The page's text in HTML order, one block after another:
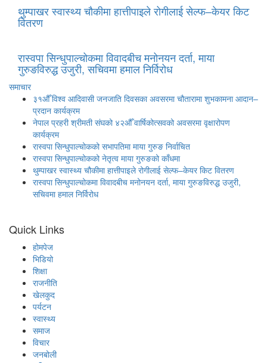
थुम्पाखर स्वास्थ्य चौकीमा हात्तीपाइले रोगीलाई सेल्फ–केयर किट
वितरण
रास्वपा सिन्धुपाल्चोकमा विवादबीच मनोनयन दर्ता, माया
गुरुङविरुद्ध उजुरी, सचिवमा हमाल निर्विरोध
समाचार
३१औँ विश्व आदिवासी जनजाति दिवसका अवसरमा चौतारामा शुभकामना आदान–
प्रदान कार्यक्रम
नेपाल प्रहरी श्रीमती संघको ४२औँ वार्षिकोत्सवको अवसरमा वृक्षारोपण
कार्यक्रम
रास्वपा सिन्धुपाल्चोकको सभापतिमा माया गुरुङ निर्वाचित
रास्वपा सिन्धुपाल्चोकको नेतृत्व माया गुरुङको काँधमा
थुम्पाखर स्वास्थ्य चौकीमा हात्तीपाइले रोगीलाई सेल्फ–केयर किट वितरण
रास्वपा सिन्धुपाल्चोकमा विवादबीच मनोनयन दर्ता, माया गुरुङविरुद्ध उजुरी,
सचिवमा हमाल निर्विरोध
Quick Links
होमपेज
भिडियो
शिक्षा
राजनीति
खेलकुद
पर्यटन
स्वास्थ्य
समाज
विचार
जनबोली